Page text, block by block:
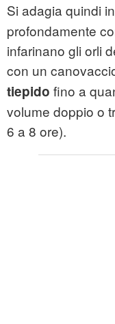
Si adagia quindi
profondamente
infarinano gli orli
con un
tiepido fino a
volume doppio o
6 a 8 ore).